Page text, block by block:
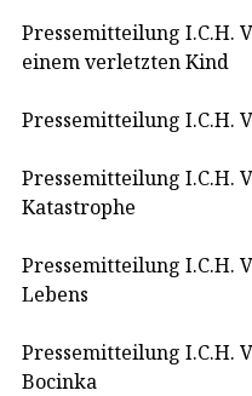
Pressemitteilung I.C.H.
einem verletzten Kind
Pressemitteilung I.C.H.
Pressemitteilung I.C.H.
Katastrophe
Pressemitteilung I.C.H.
Lebens
Pressemitteilung I.C.H.
Bocinka